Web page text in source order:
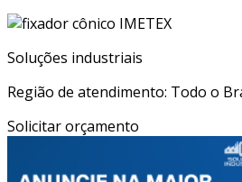
Soluções industriais
Região de atendimento: Todo o
Solicitar orçamento